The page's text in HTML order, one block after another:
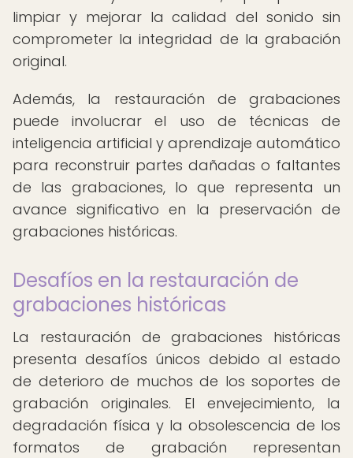
limpiar y mejorar la calidad del sonido sin
comprometer la integridad de la grabación
original.
Además, la restauración de grabaciones
puede involucrar el uso de técnicas de
inteligencia artificial y aprendizaje automático
para reconstruir partes dañadas o faltantes
de las grabaciones, lo que representa un
avance significativo en la preservación de
grabaciones históricas.
Desafíos en la restauración de
grabaciones históricas
La restauración de grabaciones históricas
presenta desafíos únicos debido al estado
de deterioro de muchos de los soportes de
grabación originales. El envejecimiento, la
degradación física y la obsolescencia de los
formatos de grabación representan